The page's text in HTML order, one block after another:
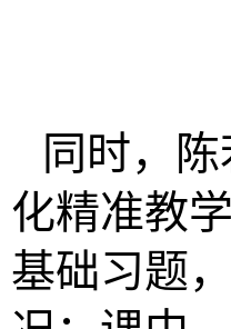
同时，
化精准教
基础习题